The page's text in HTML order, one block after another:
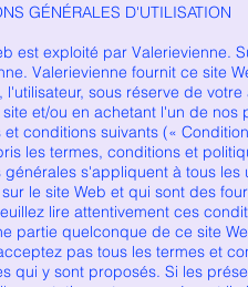
GÉNÉRALES D'UTILISATION
est exploité par Valerievienne.
Valerievienne fournit ce site
l'utilisateur, sous réserve de
et/ou en achetant l'un de
et conditions suivants («
les termes, conditions et
s'appliquent à tous les
le site Web et qui sont des
lire attentivement ces
partie quelconque de ce site
pas tous les termes et
qui y sont proposés. Si les